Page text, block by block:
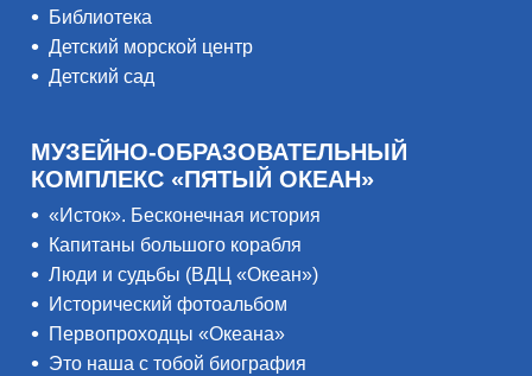
Библиотека
Детский морской центр
Детский сад
МУЗЕЙНО-ОБРАЗОВАТЕЛЬНЫЙ
КОМПЛЕКС «ПЯТЫЙ ОКЕАН»
«Исток». Бесконечная история
Капитаны большого корабля
Люди и судьбы (ВДЦ «Океан»)
Исторический фотоальбом
Первопроходцы «Океана»
Это наша с тобой биография